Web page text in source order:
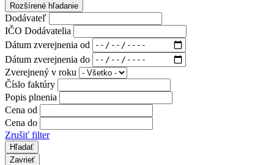
Rozšírené hľadanie
Dodávateľ
IČO Dodávatelia
Dátum zverejnenia od
Dátum zverejnenia do
Zverejnený v roku
Číslo faktúry
Popis plnenia
Cena od
Cena do
Zrušiť filter
Zavrieť